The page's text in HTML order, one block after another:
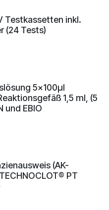
Testkassetten inkl.
(24 Tests)
5x100µl
1,5 ml, (5
und EBIO
(AK-
PT